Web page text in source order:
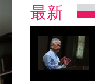
最新